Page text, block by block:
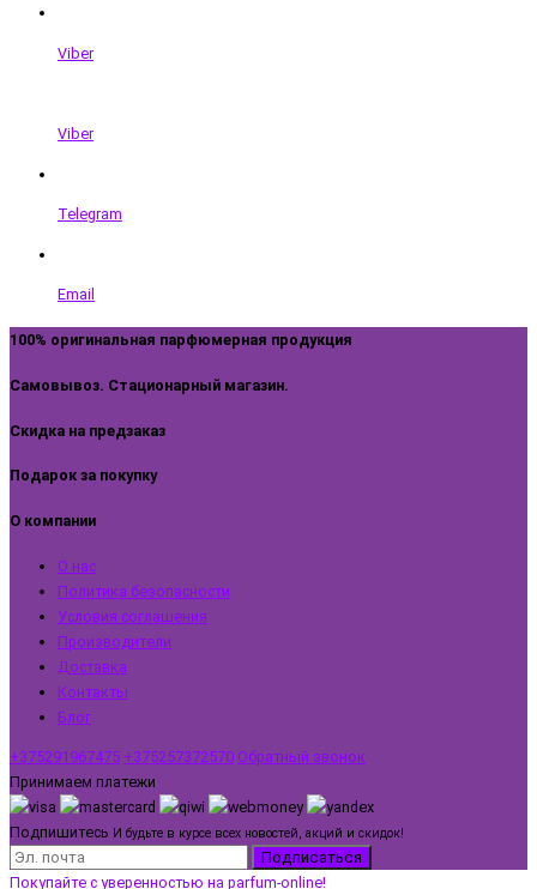
Viber
Viber
Telegram
Email
100% оригинальная парфюмерная продукция
Самовывоз. Стационарный магазин.
Скидка на предзаказ
Подарок за покупку
О компании
О нас
Политика безопасности
Условия соглашения
Производители
Доставка
Контакты
Блог
+375291967475 +375257372570 Обратный звонок
Принимаем платежи
Подпишитесь И будьте в курсе всех новостей, акций и скидок!
Подписаться
Покупайте с уверенностью на parfum-online!